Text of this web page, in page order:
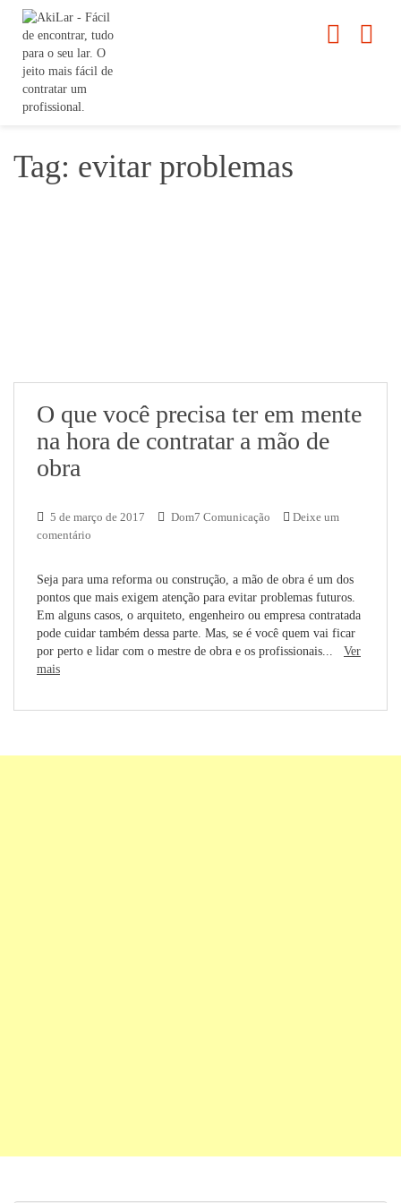
Tag: evitar problemas
O que você precisa ter em mente
na hora de contratar a mão de
obra
5 de março de 2017 Dom7 Comunicação
Deixe um
comentário
Seja para uma reforma ou construção, a mão de obra é um dos
pontos que mais exigem atenção para evitar problemas futuros.
Em alguns casos, o arquiteto, engenheiro ou empresa contratada
pode cuidar também dessa parte. Mas, se é você quem vai ficar
por perto e lidar com o mestre de obra e os profissionais... Ver
mais